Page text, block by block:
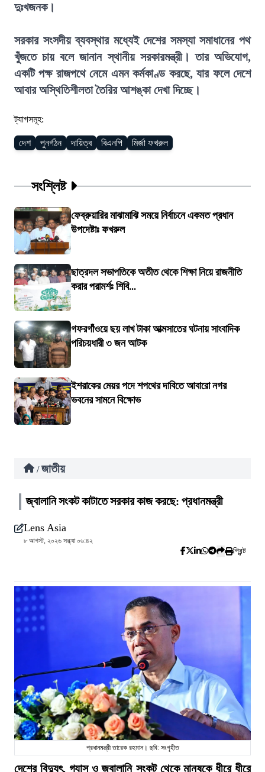
দুঃখজনক।
সরকার সংসদীয় ব্যবস্থার মধ্যেই দেশের সমস্যা সমাধানের পথ
খুঁজতে চায় বলে জানান স্থানীয় সরকারমন্ত্রী। তার অভিযোগ,
একটি পক্ষ রাজপথে নেমে এমন কর্মকাণ্ড করছে, যার ফলে দেশে
আবার অস্থিতিশীলতা তৈরির আশঙ্কা দেখা দিচ্ছে।
ট্যাগসমূহ:
দেশ পুনর্গঠন দায়িত্ব বিএনপি মির্জা ফখরুল
সংশ্লিষ্ট
ফেব্রুয়ারির মাঝামাঝি সময়ে নির্বাচনে একমত প্রধান
উপদেষ্টাঃ ফখরুল
ছাত্রদল সভাপতিকে অতীত থেকে শিক্ষা নিয়ে রাজনীতি
করার পরামর্শঃ শিবি...
গফরগাঁওয়ে ছয় লাখ টাকা আত্মসাতের ঘটনায় সাংবাদিক
পরিচয়ধারী ৩ জন আটক
ইশরাকের মেয়র পদে শপথের দাবিতে আবারো নগর
ভবনের সামনে বিক্ষোভ
/ জাতীয়
জ্বালানি সংকট কাটাতে সরকার কাজ করছে: প্রধানমন্ত্রী
Lens Asia
৮ আগস্ট, ২০২৬ সন্ধ্যা ০৬:৪২
প্রিন্ট
প্রধানমন্ত্রী তারেক রহমান। ছবি: সংগৃহীত
দেশের বিদ্যুৎ, গ্যাস ও জ্বালানি সংকট থেকে মানুষকে ধীরে ধীরে